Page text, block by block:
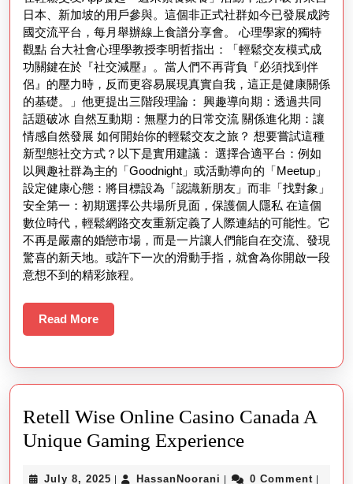
日本、新加坡的用戶參與。這個非正式社群如今已發展成跨
國交流平台，每月舉辦線上食譜分享會。 心理學家的獨特
觀點 台大社會心理學教授李明哲指出：「輕鬆交友模式成
功關鍵在於『社交減壓』。當人們不再背負『必須找到伴
侶』的壓力時，反而更容易展現真實自我，這正是健康關係
的基礎。」他更提出三階段理論： 興趣導向期：透過共同
話題破冰 自然互動期：無壓力的日常交流 關係進化期：讓
情感自然發展 如何開始你的輕鬆交友之旅？ 想要嘗試這種
新型態社交方式？以下是實用建議： 選擇合適平台：例如
以興趣社群為主的「Goodnight」或活動導向的「Meetup」
設定健康心態：將目標設為「認識新朋友」而非「找對象」
安全第一：初期選擇公共場所見面，保護個人隱私 在這個
數位時代，輕鬆網路交友重新定義了人際連結的可能性。它
不再是嚴肅的婚戀市場，而是一片讓人們能自在交流、發現
驚喜的新天地。或許下一次的滑動手指，就會為你開啟一段
意想不到的精彩旅程。
Read MoreRead
More
Retell Wise Online Casino Canada A
Unique Gaming ExperienceRetell
July 8, 2025 July
HassanNoorani HassanNoorani
0 Comment